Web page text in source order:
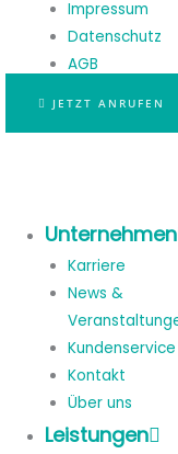
Impressum
Datenschutz
AGB
JETZT ANRUFEN
Unternehmen
Karriere
News &
Kundenservice
Kontakt
Über uns
Leistungen